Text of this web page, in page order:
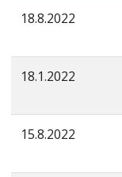
18.8.2022
18.1.2022
15.8.2022